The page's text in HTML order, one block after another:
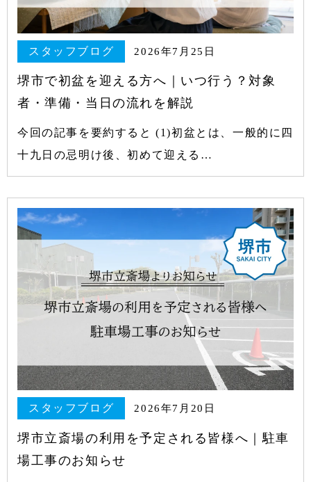
スタッフブログ 2026年7月25日
堺市で初盆を迎える方へ｜いつ行う？対象
者・準備・当日の流れを解説
今回の記事を要約すると (1)初盆とは、一般的に四
十九日の忌明け後、初めて迎える…
スタッフブログ 2026年7月20日
堺市立斎場の利用を予定される皆様へ｜駐車
場工事のお知らせ